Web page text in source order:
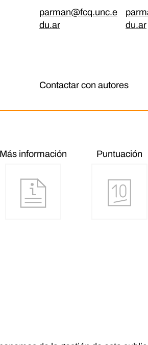
parman@fcq.unc.e
du.ar
du.ar
Contactar con autores
Más información Puntuación